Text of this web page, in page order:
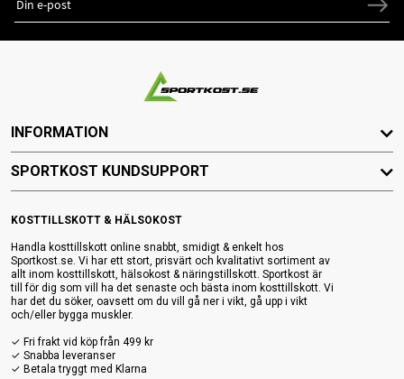
KOSTTILLSKOTT & HÄLSOKOST
Handla kosttillskott online snabbt, smidigt & enkelt hos
Sportkost.se. Vi har ett stort, prisvärt och kvalitativt sortiment av
allt inom kosttillskott, hälsokost & näringstillskott. Sportkost är
till för dig som vill ha det senaste och bästa inom kosttillskott. Vi
har det du söker, oavsett om du vill gå ner i vikt, gå upp i vikt
och/eller bygga muskler.
✓ Fri frakt vid köp från 499 kr
✓ Snabba leveranser
✓ Betala tryggt med Klarna
INFORMATION
SPORTKOST KUNDSUPPORT